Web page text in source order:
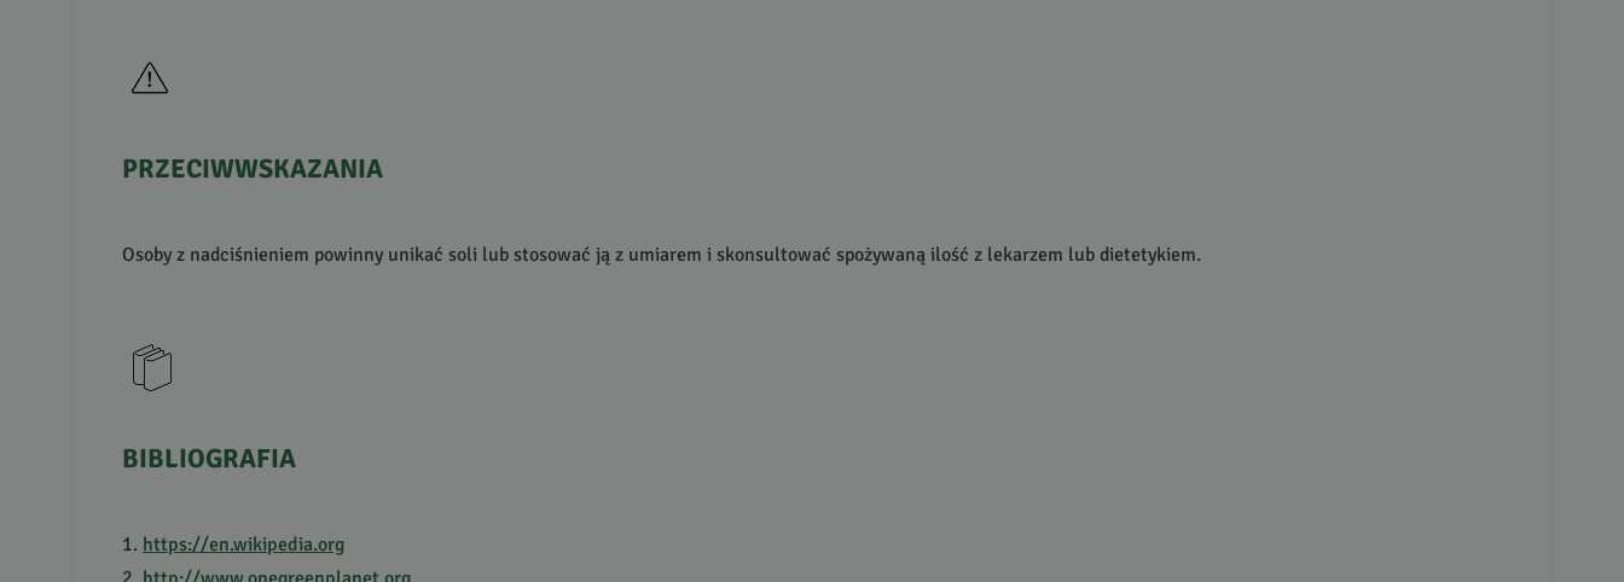
PRZECIWWSKAZANIA
Osoby z nadciśnieniem powinny unikać soli lub stosować ją z umiarem i skonsultować spożywaną ilość z lekarzem lub dietetykiem.
BIBLIOGRAFIA
1. https://en.wikipedia.org